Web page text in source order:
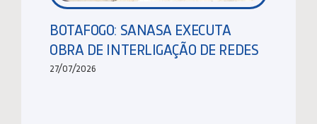
BOTAFOGO: SANASA EXECUTA
OBRA DE INTERLIGAÇÃO DE REDES
27/07/2026